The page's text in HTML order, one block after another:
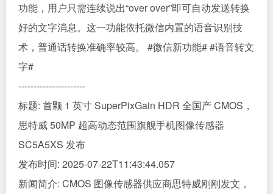
功能，用户只需连续说出“over over”即可自动发送转换
好的文字消息。这一功能依托微信内置的语音识别技
术，普通话转换准确率较高。 #微信新功能# #语音转文
字#
----------------------
标题: 首颗 1 英寸 SuperPixGain HDR 全国产 CMOS，
思特威 50MP 超高动态范围旗舰手机图像传感器
SC5A5XS 发布
发布时间: 2025-07-22T11:43:44.057
新闻简介: CMOS 图像传感器供应商思特威刚刚发文，